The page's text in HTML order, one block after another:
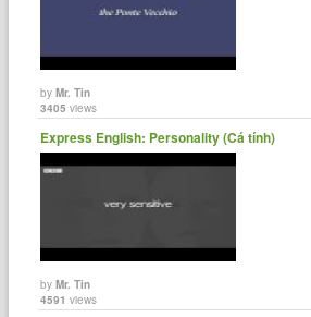
byMr. Tin
3405 views
Express English: Personality (Cá tính)
byMr. Tin
4591 views